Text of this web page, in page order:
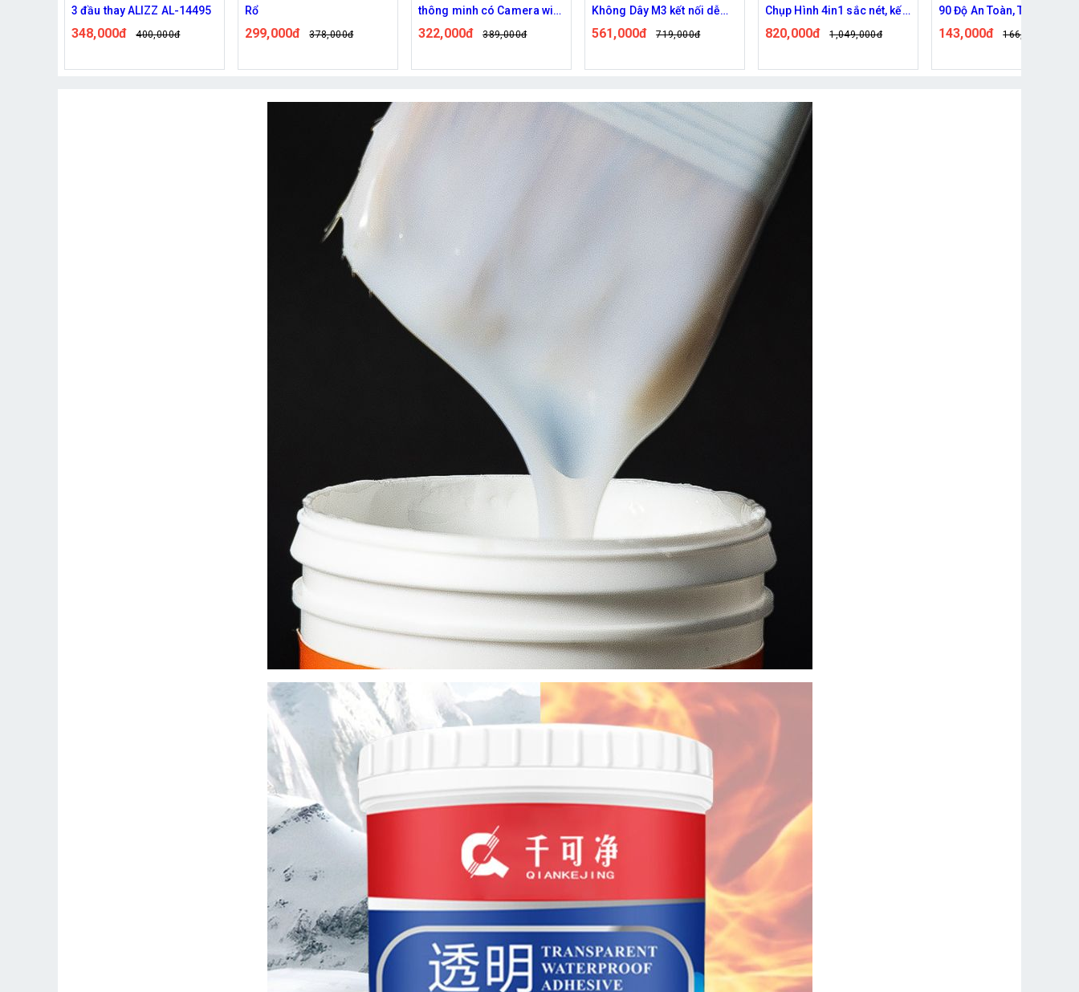
3 đầu thay ALIZZ AL-14495
348,000đ 400,000đ
Rổ
299,000đ 378,000đ
thông minh có Camera wifi
M5,M6 cao cấp
322,000đ 389,000đ
Không Dây M3 kết nối dễ
dàng
561,000đ 719,000đ
Chụp Hình 4in1 sắc nét, kết
nối tiện lợi
820,000đ 1,049,000đ
90 Độ An Toàn, Tiện Lợi
143,000đ 166,000đ